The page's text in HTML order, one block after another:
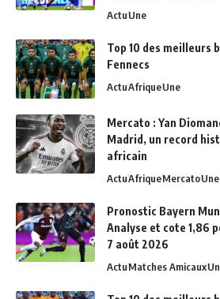
ActuUne
Top 10 des meilleurs
Fennecs
ActuAfriqueUne
Mercato : Yan
Madrid, un record
africain
ActuAfriqueMercatoUne
Pronostic Bayern
Analyse et cote 1,86
7 août 2026
ActuMatches Amicaux